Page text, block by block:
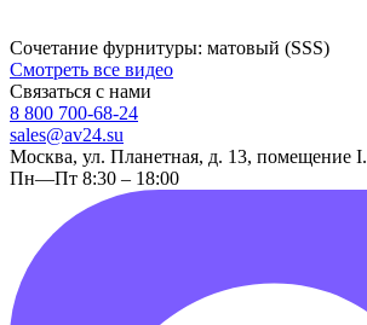
Сочетание фурнитуры: матовый (SSS)
Смотреть все видео
Связаться с нами
8 800 700-68-24
sales@av24.su
Москва, ул. Планетная, д. 13, помещение I.
Пн—Пт 8:30 – 18:00